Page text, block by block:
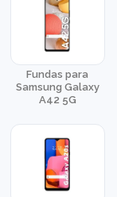
Fundas para
Samsung Galaxy
A42 5G